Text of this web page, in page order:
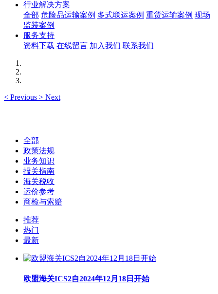
行业解决方案
全部 危险品运输案例 多式联运案例 重货运输案例 现场
监装案例
服务支持
资料下载 在线留言 加入我们 联系我们
< Previous > Next
全部
政策法规
业务知识
报关指南
海关税收
运价参考
商检与索赔
推荐
热门
最新
欧盟海关ICS2自2024年12月18日开始